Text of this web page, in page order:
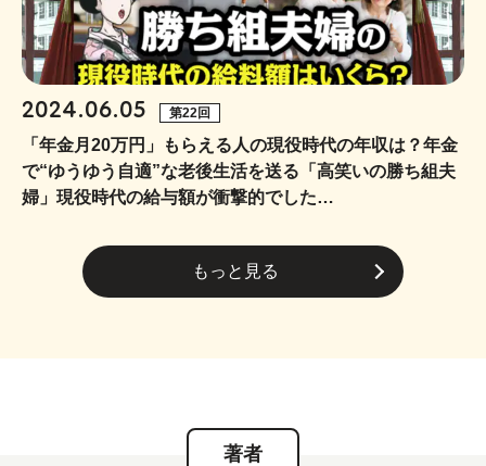
2024.06.05 第22回
「年金月20万円」もらえる人の現役時代の年収は？年金
で“ゆうゆう自適”な老後生活を送る「高笑いの勝ち組夫
婦」現役時代の給与額が衝撃的でした…
もっと見る
著者